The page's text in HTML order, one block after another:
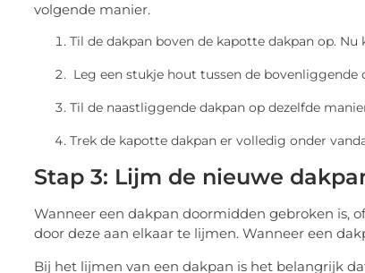
volgende manier.
Til de dakpan boven de kapotte dakpan op.
Leg een stukje hout tussen de
Til de naastliggende dakpan op dezelfde
Trek de kapotte dakpan er volledig onder
Stap 3: Lijm de nieuwe
Wanneer een dakpan doormidden gebroken is,
door deze aan elkaar te lijmen. Wanneer een
Bij het lijmen van een dakpan is het belangrijk